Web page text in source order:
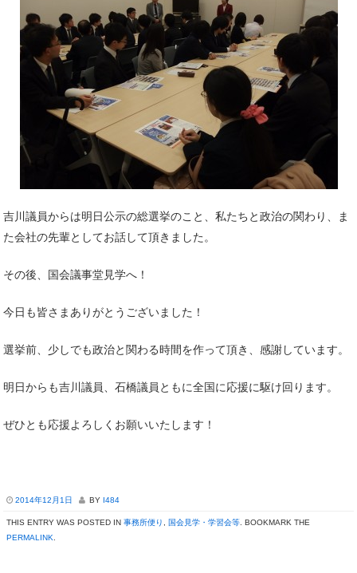
吉川議員からは明日公示の総選挙のこと、私たちと政治の関わり、ま
た会社の先輩としてお話して頂きました。
その後、国会議事堂見学へ！
今日も皆さまありがとうございました！
選挙前、少しでも政治と関わる時間を作って頂き、感謝しています。
明日からも吉川議員、石橋議員ともに全国に応援に駆け回ります。
ぜひとも応援よろしくお願いいたします！
2014年12月1日 BY I484
THIS ENTRY WAS POSTED IN 事務所便り 国会見学・学習会等 . BOOKMARK THE
PERMALINK